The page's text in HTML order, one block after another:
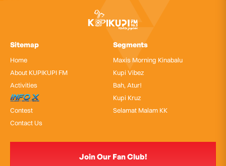
Sitemap
Home
About KUPIKUPI FM
Activities
InfoX
Contest
Contact Us
Segments
Maxis Morning Kinabalu
Kupi Vibez
Bah, Atur!
Kupi Kruz
Selamat Malam KK
Join Our Fan Club!